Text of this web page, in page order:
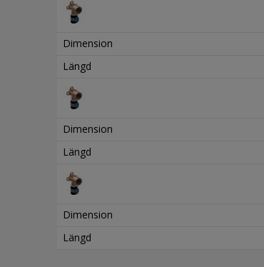
Dimension
Längd
Dimension
Längd
Dimension
Längd